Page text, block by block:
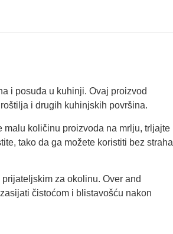
i posuđa u kuhinji. Ovaj proizvod
i drugih kuhinjskih površina.
količinu proizvoda na mrlju, trljajte
tako da ga možete koristiti bez straha
za okolinu. Over and
čistoćom i blistavošću nakon